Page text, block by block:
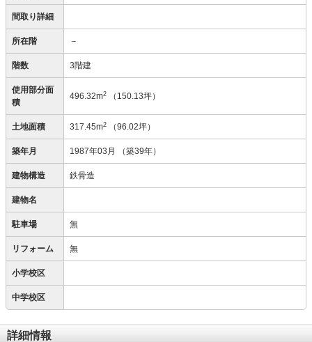
間取り詳細
所在階 －
階数 3階建
使用部分面
積
496.32m2 （150.13坪）
土地面積 317.45m2 （96.02坪）
築年月 1987年03月 （築39年）
建物構造 鉄骨造
建物名
駐車場 無
リフォーム 無
小学校区
中学校区
詳細情報